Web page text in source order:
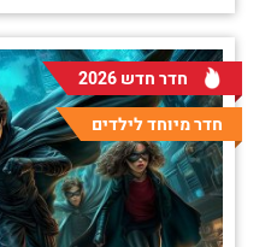
חדר חדש 2026
חדר מיוחד לילדים